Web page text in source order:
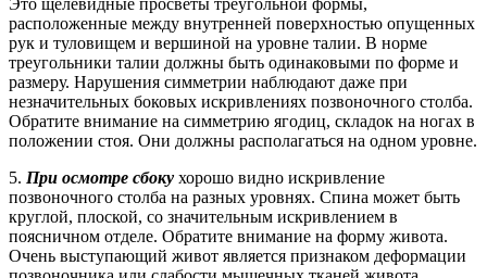
расположенные между внутренней поверхностью опущенных
рук и туловищем и вершиной на уровне талии. В норме
треугольники талии должны быть одинаковыми по форме и
размеру. Нарушения симметрии наблюдают даже при
незначительных боковых искривлениях позвоночного столба.
Обратите внимание на симметрию ягодиц, складок на ногах в
положении стоя. Они должны располагаться на одном уровне.
5. При осмотре сбоку хорошо видно искривление
позвоночного столба на разных уровнях. Спина может быть
круглой, плоской, со значительным искривлением в
поясничном отделе. Обратите внимание на форму живота.
Очень выступающий живот является признаком деформации